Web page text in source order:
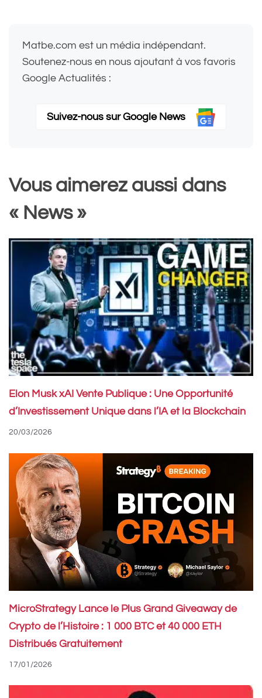
Matbe.com est un média indépendant.
Soutenez-nous en nous ajoutant à vos favoris
Google Actualités :
Suivez-nous sur Google News
Vous aimerez aussi dans
« News »
Elon Musk xAI Vente Publique : Une Opportunité
d’Investissement Unique dans l’IA et la Blockchain
20/03/2026
MicroStrategy Lance le Plus Grand Giveaway de
Crypto de l’Histoire : 1 000 BTC et 40 000 ETH
Distribués Gratuitement
17/01/2026